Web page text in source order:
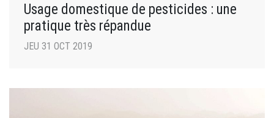
Usage domestique de pesticides : une
pratique très répandue
JEU 31 OCT 2019